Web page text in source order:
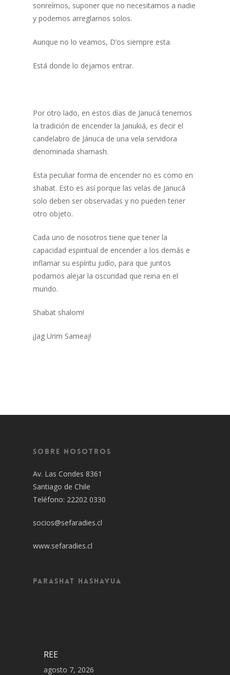
sonreírnos, suponer que no necesitamos a nadie
y podemos arreglarnos solos.
Aunque no lo veamos, D’os siempre esta.
Está donde lo dejamos entrar.
Por otro lado, en estos días de Janucá tenemos
la tradición de encender la Janukiá, es decir el
candelabro de Jánuca de una vela servidora
denominada shamash.
Esta peculiar forma de encender no es como en
shabat. Esto es así porque las velas de Janucá
solo deben ser observadas y no pueden tener
otro objeto.
Cada uno de nosotros tiene que tener la
capacidad espiritual de encender a los demás e
inflamar su espíritu judío, para que juntos
podamos alejar la oscuridad que reina en el
mundo.
Shabat shalom!
¡Jag Urim Sameaj!
Sobre Nosotros
Av. Las Condes 8361
Santiago de Chile
Teléfono: 22202 0330
socios@sefaradies.cl
www.sefaradies.cl
Parashat Hashavua
REE
agosto 7, 2026